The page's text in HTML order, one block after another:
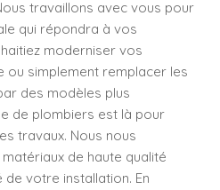
travaillons avec vous pour
qui répondra à vos
moderniser vos
ou simplement remplacer les
des modèles plus
de plombiers est là pour
travaux. Nous nous
de haute qualité
votre installation. En